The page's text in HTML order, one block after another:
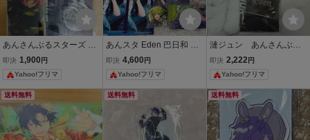
あんさんぶるスターズ あ
んスタ 七種茨 漣ジュン ユ
ニット衣装 アクリルス
タンド アクスタ クリア
カード Eden
即決 1,900 円
Yahoo!フリマ
あんスタ Eden 巴日和 ま
とめ売り アクスタ アクリ
ルスタンド あんさんぶる
スターズ!! 缶バッジ 中国
即決 4,600 円
Yahoo!フリマ
漣ジュン あんさんぶる
スターズ あんスタ Ed
en Eve アクリルスタン
ド アクスタ 通常衣装
即決 2,222 円
Yahoo!フリマ
送料無料 送料無料 送料無料